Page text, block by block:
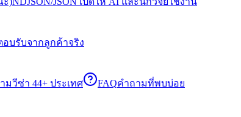
อบรับจากลูกค้าจริง
มวีซ่า 44+ ประเทศ FAQคำถามที่พบบ่อย